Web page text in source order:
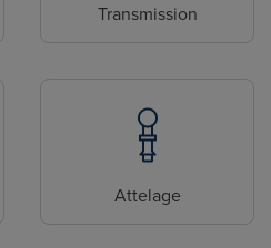
Transmission
Attelage